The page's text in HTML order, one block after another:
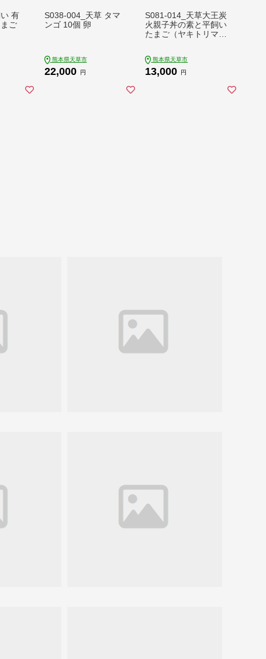
有
ご
S038-004_天草 タマ
ンゴ 10個 卵
熊本県天草市
22,000 円
S081-014_天草大王炭
火親子丼の素と平飼い
たまご（ヤキトリマン
熊本県天草市
13,000 円